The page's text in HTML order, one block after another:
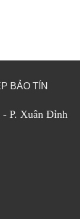
BẢO TÍN
- P. Xuân Đỉnh